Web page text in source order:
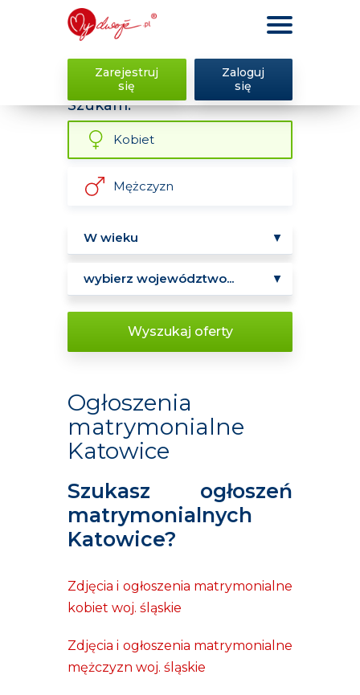
Zarejestruj
się
Zaloguj
się
Szukam:
Kobiet
Mężczyzn
Wyszukaj oferty
Ogłoszenia
matrymonialne
Katowice
Szukasz ogłoszeń
matrymonialnych
Katowice?
Zdjęcia i ogłoszenia matrymonialne
kobiet woj. śląskie
Zdjęcia i ogłoszenia matrymonialne
mężczyzn woj. śląskie